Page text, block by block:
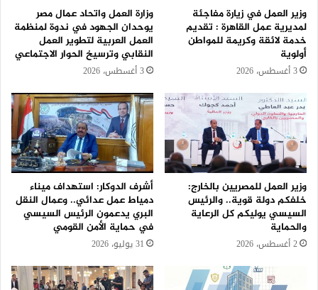
وزير العمل في زيارة مفاجئة
لمديرية عمل القاهرة : تقديم
خدمة لائقة وكريمة للمواطن
أولوية
3 أغسطس، 2026
وزارة العمل واتحاد عمال مصر
يوحدان الجهود في ندوة لمنظمة
العمل العربية لتطوير العمل
النقابي وترسيخ الحوار الاجتماعي
3 أغسطس، 2026
وزير العمل للمصريين بالخارج:
خلفكم دولة قوية.. والرئيس
السيسي يوليكم كل الرعاية
والحماية
2 أغسطس، 2026
أشرف الدوكار: استهداف ميناء
دمياط عمل عدائي.. وعمال النقل
البري يدعمون الرئيس السيسي
في حماية الأمن القومي
31 يوليو، 2026